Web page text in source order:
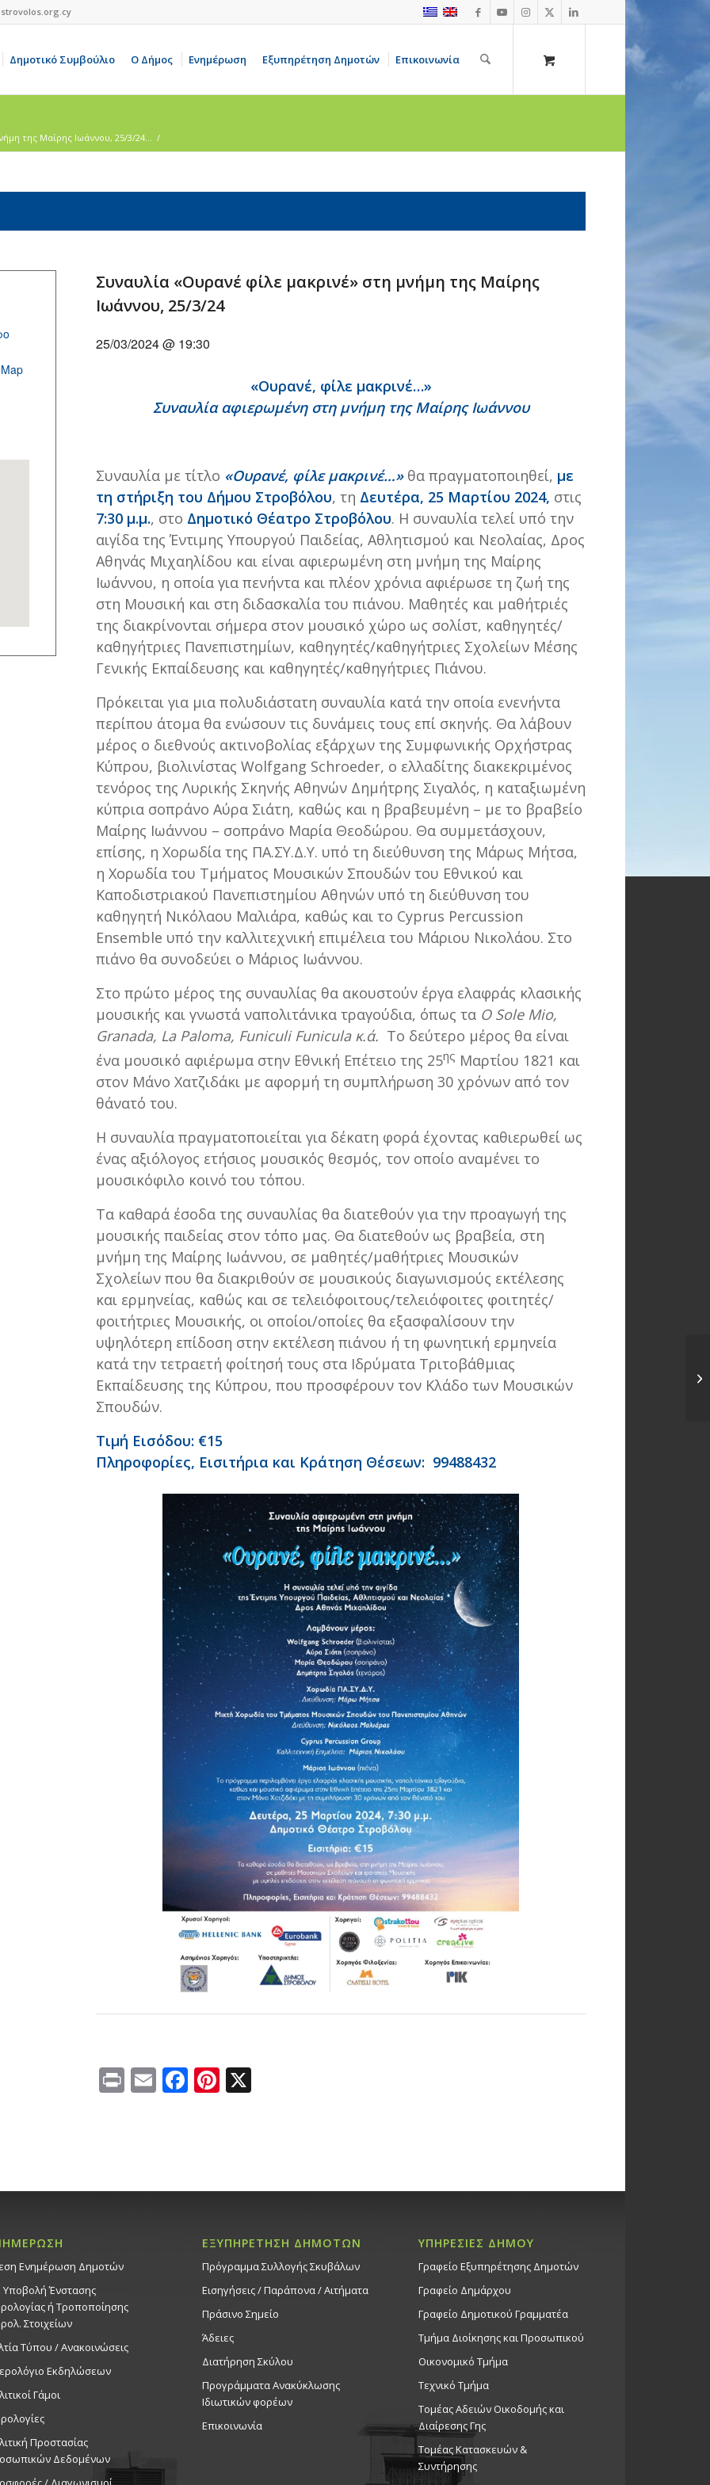
Δημοτικό Συμβούλιο Ο Δήμος Ενημέρωση Εξυπηρέτηση Δημοτών Επικοινωνία
της Μαίρης Ιωάννου, 25/3/24... /
Συναυλία «Ουρανέ φίλε μακρινέ» στη μνήμη της Μαίρης
Ιωάννου, 25/3/24
25/03/2024 @ 19:30
«Ουρανέ, φίλε μακρινέ…»
Συναυλία αφιερωμένη στη μνήμη της Μαίρης Ιωάννου
Συναυλία με τίτλο «Ουρανέ, φίλε μακρινέ…»θα πραγματοποιηθεί, με
τη στήριξη του Δήμου Στροβόλου, τη Δευτέρα, 25 Μαρτίου 2024, στις
7:30 μ.μ., στο Δημοτικό Θέατρο Στροβόλου. Η συναυλία τελεί υπό την
αιγίδα της Έντιμης Υπουργού Παιδείας, Αθλητισμού και Νεολαίας, Δρος
Αθηνάς Μιχαηλίδου και είναι αφιερωμένη στη μνήμη της Μαίρης
Ιωάννου, η οποία για πενήντα και πλέον χρόνια αφιέρωσε τη ζωή της
στη Μουσική και στη διδασκαλία του πιάνου. Μαθητές και μαθήτριές
της διακρίνονται σήμερα στον μουσικό χώρο ως σολίστ, καθηγητές/
καθηγήτριες Πανεπιστημίων, καθηγητές/καθηγήτριες Σχολείων Μέσης
Γενικής Εκπαίδευσης και καθηγητές/καθηγήτριες Πιάνου.
Πρόκειται για μια πολυδιάστατη συναυλία κατά την οποία ενενήντα
περίπου άτομα θα ενώσουν τις δυνάμεις τους επί σκηνής. Θα λάβουν
μέρος ο διεθνούς ακτινοβολίας εξάρχων της Συμφωνικής Ορχήστρας
Κύπρου, βιολινίστας Wolfgang Schroeder, ο ελλαδίτης διακεκριμένος
τενόρος της Λυρικής Σκηνής Αθηνών Δημήτρης Σιγαλός, η καταξιωμένη
κύπρια σοπράνο Αύρα Σιάτη, καθώς και η βραβευμένη – με το βραβείο
Μαίρης Ιωάννου – σοπράνο Μαρία Θεοδώρου. Θα συμμετάσχουν,
επίσης, η Χορωδία της ΠΑ.ΣΥ.Δ.Υ. υπό τη διεύθυνση της Μάρως Μήτσα,
η Χορωδία του Τμήματος Μουσικών Σπουδών του Εθνικού και
Καποδιστριακού Πανεπιστημίου Αθηνών υπό τη διεύθυνση του
καθηγητή Νικόλαου Μαλιάρα, καθώς και το Cyprus Percussion
Ensemble υπό την καλλιτεχνική επιμέλεια του Μάριου Νικολάου. Στο
πιάνο θα συνοδεύει ο Μάριος Ιωάννου.
Στο πρώτο μέρος της συναυλίας θα ακουστούν έργα ελαφράς κλασικής
μουσικής και γνωστά ναπολιτάνικα τραγούδια, όπως τα O Sole Mio,
Granada, La Paloma, Funiculi Funiculaκ.ά. Το δεύτερο μέρος θα είναι
ένα μουσικό αφιέρωμα στην Εθνική Επέτειο της 25ης Μαρτίου 1821 και
στον Μάνο Χατζιδάκι με αφορμή τη συμπλήρωση 30 χρόνων από τον
θάνατό του.
Η συναυλία πραγματοποιείται για δέκατη φορά έχοντας καθιερωθεί ως
ένας αξιόλογος ετήσιος μουσικός θεσμός, τον οποίο αναμένει το
μουσικόφιλο κοινό του τόπου.
Τα καθαρά έσοδα της συναυλίας θα διατεθούν για την προαγωγή της
μουσικής παιδείας στον τόπο μας. Θα διατεθούν ως βραβεία, στη
μνήμη της Μαίρης Ιωάννου, σε μαθητές/μαθήτριες Μουσικών
Σχολείων που θα διακριθούν σε μουσικούς διαγωνισμούς εκτέλεσης
και ερμηνείας, καθώς και σε τελειόφοιτους/τελειόφοιτες φοιτητές/
φοιτήτριες Μουσικής, οι οποίοι/οποίες θα εξασφαλίσουν την
υψηλότερη επίδοση στην εκτέλεση πιάνου ή τη φωνητική ερμηνεία
κατά την τετραετή φοίτησή τους στα Ιδρύματα Τριτοβάθμιας
Εκπαίδευσης της Κύπρου, που προσφέρουν τον Κλάδο των Μουσικών
Σπουδών.
Τιμή Εισόδου: €15
Πληροφορίες, Εισιτήρια και Κράτηση Θέσεων: 99488432
PrintEmailFacebook
Pinterest
Ενημέρωση Δημοτών
Υποβολή Ένστασης
ή Τροποποίησης
Στοιχείων
Τύπου / Ανακοινώσεις
Εκδηλώσεων
Γάμοι
Προστασίας
Δεδομένων
ΕΞΥΠΗΡΕΤΗΣΗ ΔΗΜΟΤΩΝ
Πρόγραμμα Συλλογής Σκυβάλων
Εισηγήσεις / Παράπονα / Αιτήματα
Πράσινο Σημείο
Άδειες
Διατήρηση Σκύλου
Προγράμματα Ανακύκλωσης
Ιδιωτικών φορέων
Επικοινωνία
ΥΠΗΡΕΣΙΕΣ ΔΗΜΟΥ
Γραφείο Εξυπηρέτησης Δημοτών
Γραφείο Δημάρχου
Γραφείο Δημοτικού Γραμματέα
Τμήμα Διοίκησης και Προσωπικού
Οικονομικό Τμήμα
Τεχνικό Τμήμα
Τομέας Αδειών Οικοδομής και
Διαίρεσης Γης
Τομέας Κατασκευών &
Συντήρησης